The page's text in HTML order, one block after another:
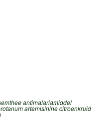
antimalariamiddel
artemisininecitroenkruid